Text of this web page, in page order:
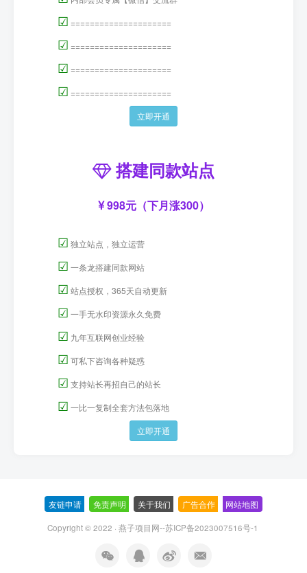
☑ =====================
☑ =====================
☑ =====================
☑ =====================
立即开通
搭建同款站点
998元（下月涨300）
☑ 独立站点，独立运营
☑ 一条龙搭建同款网站
☑ 站点授权，365天自动更新
☑ 一手无水印资源永久免费
☑ 九年互联网创业经验
☑ 可私下咨询各种疑惑
☑ 支持站长再招自己的站长
☑ 一比一复制全套方法包落地
立即开通
友链申请 免责声明 关于我们 广告合作 网站地图
Copyright © 2022 · 燕子项目网--苏ICP备2023007516号-1